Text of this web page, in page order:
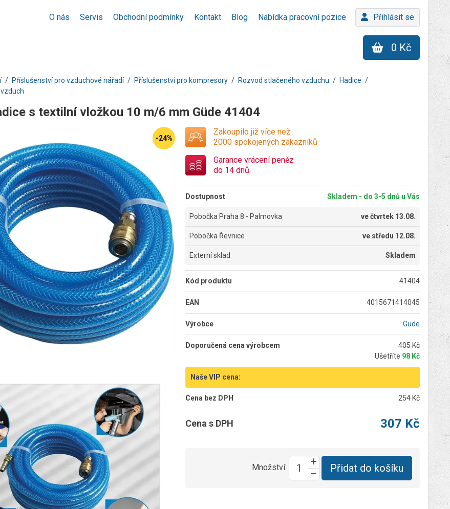
O nás Servis Obchodní podmínky Kontakt Blog Nabídka pracovní pozice Přihlásit se
0 Kč
Příslušenství pro vzduchové nářadí Příslušenství pro kompresory Rozvod stlačeného vzduchu
Hadice
s textilní vložkou 10 m/6 mm Güde 41404
-24%
Zakoupilo již více než
2000 spokojených zákazníků
Garance vrácení peněz
do 14 dnů
Dostupnost Skladem - do 3-5 dnů u Vás
Pobočka Praha 8 - Palmovka večtvrtek 13.08.
Pobočka Řevnice ve středu 12.08.
Externí sklad Skladem
Kód produktu 41404
EAN 4015671414045
Výrobce Güde
Doporučená cena výrobcem
405 Kč
Ušetříte 98 Kč
Naše VIP cena:
Cena bez DPH 254 Kč
Cena s DPH 307 Kč
Množství: Přidat do košíku